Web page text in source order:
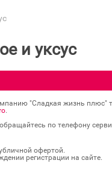
и уксус
"Сладкая жизнь плюс"
.
по телефону
офертой.
регистрации на сайте.